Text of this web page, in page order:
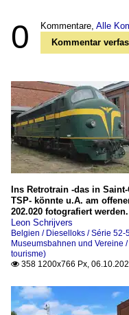
0 Kommentare, Alle
Kommentar
Ins Retrotrain -das in
TSP- könnte u.A. am
202.020 fotografiert werden.
Leon Schrijvers
Belgien / Dieselloks / Série
Museumsbahnen und Vereine /
tourisme)
 358 1200x766 Px,